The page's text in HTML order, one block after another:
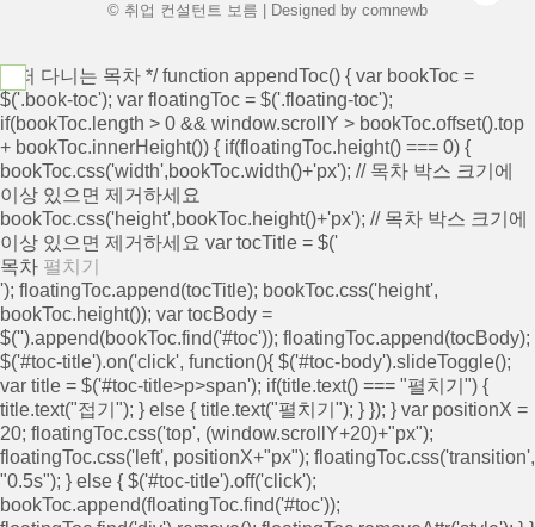
© 취업 컨설턴트 보름 | Designed by comnewb
/* 떠 다니는 목차 */ function appendToc() { var bookToc =
$('.book-toc'); var floatingToc = $('.floating-toc');
if(bookToc.length > 0 && window.scrollY > bookToc.offset().top
+ bookToc.innerHeight()) { if(floatingToc.height() === 0) {
bookToc.css('width',bookToc.width()+'px'); // 목차 박스 크기에
이상 있으면 제거하세요
bookToc.css('height',bookToc.height()+'px'); // 목차 박스 크기에
이상 있으면 제거하세요 var tocTitle = $('
목차 펼치기
'); floatingToc.append(tocTitle); bookToc.css('height',
bookToc.height()); var tocBody =
$('').append(bookToc.find('#toc')); floatingToc.append(tocBody);
$('#toc-title').on('click', function(){ $('#toc-body').slideToggle();
var title = $('#toc-title>p>span'); if(title.text() === "펼치기") {
title.text("접기"); } else { title.text("펼치기"); } }); } var positionX =
20; floatingToc.css('top', (window.scrollY+20)+"px");
floatingToc.css('left', positionX+"px"); floatingToc.css('transition',
"0.5s"); } else { $('#toc-title').off('click');
bookToc.append(floatingToc.find('#toc'));